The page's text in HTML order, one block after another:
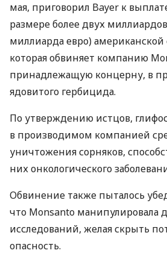
мая, приговорил Bayer к
размере более двух
миллиарда евро)
которая обвиняет компанию
принадлежащую концерну, в
ядовитого гербицида.
По утверждению истцов,
в производимом компанией
уничтожения сорняков,
них онкологического
Обвинение также пыталось
что Monsanto манипулировала
исследований, желая скрыть
опасность.